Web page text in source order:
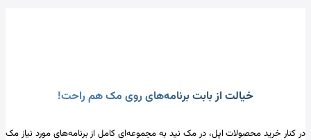
خیالت از بابت برنامه‌های روی مک هم راحت!
در کنار خرید محصولات اپل، در مک نید به مجموعه‌ای کامل از برنامه‌های مورد نیاز مک